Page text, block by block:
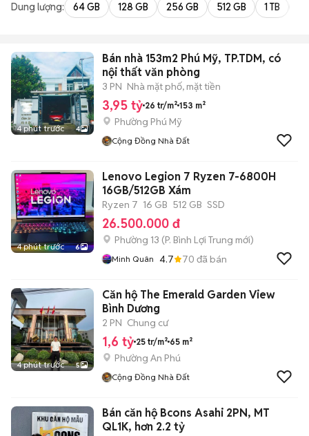
Dung lượng: 64 GB 128 GB 256 GB 512 GB 1 TB
4 phút trước 4
Bán nhà 153m2 Phú Mỹ, TP.TDM, có
nội thất văn phòng
3 PN Nhà mặt phố, mặt tiền
3,95 tỷ 26 tr/m² 153 m²
Phường Phú Mỹ
Cộng Đồng Nhà Đất
4 phút trước 6
Lenovo Legion 7 Ryzen 7-6800H
16GB/512GB Xám
Ryzen 7 16 GB 512 GB SSD
26.500.000 đ
Phường 13 (P. Bình Lợi Trung mới)
Minh Quân 4.7 70 đã bán
4 phút trước 5
Căn hộ The Emerald Garden View
Bình Dương
2 PN Chung cư
1,6 tỷ 25 tr/m² 65 m²
Phường An Phú
Cộng Đồng Nhà Đất
Bán căn hộ Bcons Asahi 2PN, MT
QL1K, hơn 2.2 tỷ